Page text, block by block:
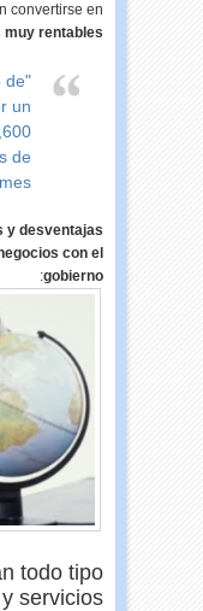
convertirse en
muy rentables
de
un
de
y desventajas
con el
gobierno
:
todo tipo
servicios